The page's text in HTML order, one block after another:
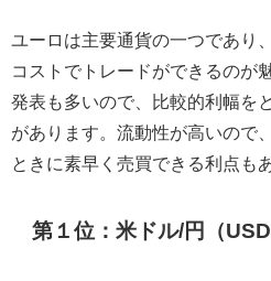
ユーロは主要通貨の一つであり
コストでトレードができるのが
発表も多いので、比較的利幅を
があります。流動性が高いので
ときに素早く売買できる利点も
第１位：米ドル/円（